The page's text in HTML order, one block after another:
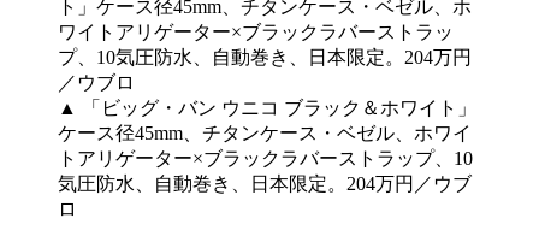
▲ 「ビッグ・バン ウニコ ブラック＆ホワイト」
ケース径45mm、チタンケース・ベゼル、ホワイ
トアリゲーター×ブラックラバーストラップ、10
気圧防水、自動巻き、日本限定。204万円／ウブ
ロ